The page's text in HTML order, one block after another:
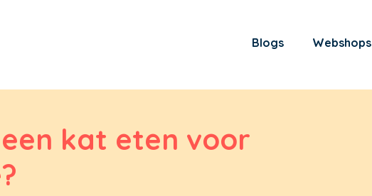
Blogs Webshops
kat eten voor